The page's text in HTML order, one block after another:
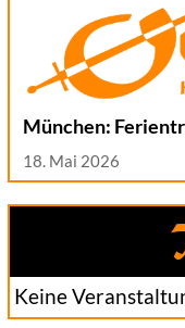
München:
18. Mai 2026
Keine